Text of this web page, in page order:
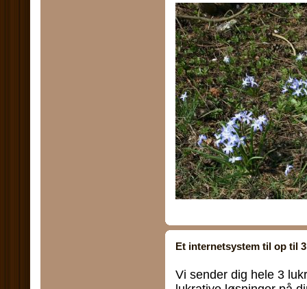
Et internetsystem til op til
Vi sender dig hele 3